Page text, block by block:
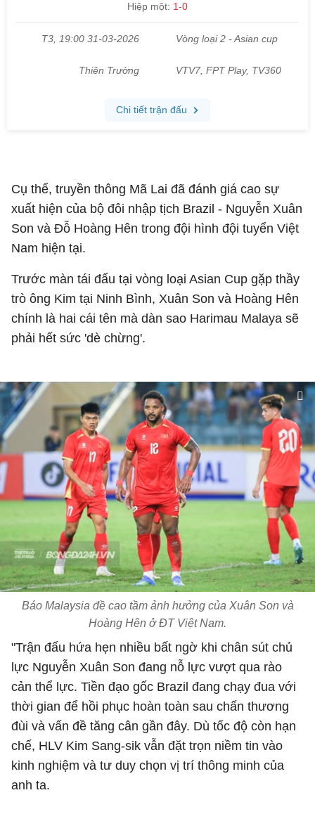
Cụ thể, truyền thông Mã Lai đã đánh giá cao sự
xuất hiện của bộ đôi nhập tịch Brazil - Nguyễn Xuân
Son và Đỗ Hoàng Hên trong đội hình đội tuyển Việt
Nam hiện tại.
Trước màn tái đấu tại vòng loại Asian Cup gặp thầy
trò ông Kim tại Ninh Bình, Xuân Son và Hoàng Hên
chính là hai cái tên mà dàn sao Harimau Malaya sẽ
phải hết sức 'dè chừng'.
Báo Malaysia đề cao tầm ảnh hưởng của Xuân Son và
Hoàng Hên ở ĐT Việt Nam.
"Trận đấu hứa hẹn nhiều bất ngờ khi chân sút chủ
lực Nguyễn Xuân Son đang nỗ lực vượt qua rào
cản thể lực. Tiền đạo gốc Brazil đang chạy đua với
thời gian để hồi phục hoàn toàn sau chấn thương
đùi và vấn đề tăng cân gần đây. Dù tốc độ còn hạn
chế, HLV Kim Sang-sik vẫn đặt trọn niềm tin vào
kinh nghiệm và tư duy chọn vị trí thông minh của
anh ta.